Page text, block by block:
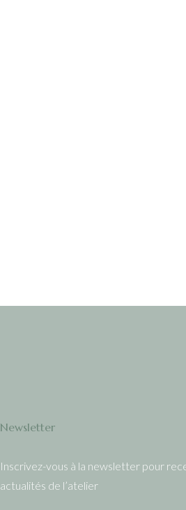
Newsletter
Inscrivez-vous à la newsletter pour
actualités de l’atelier